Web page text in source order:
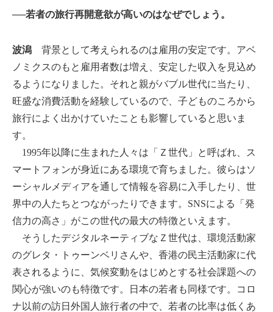
──若者の旅行再開意欲が高いのはなぜでしょう。
波潟 背景として考えられるのは雇用の安定です。アベ
ノミクスのもと雇用者数は増え、安定した収入を見込め
るようになりました。それと親がバブル世代に当たり、
旺盛な消費活動を経験しているので、子どものころから
旅行によく出かけていたことも影響していると思いま
す。
1995年以降に生まれた人々は「Ｚ世代」と呼ばれ、ス
マートフォンが身近にある環境で育ちました。彼らはソ
ーシャルメディアを通して情報を容易に入手したり、世
界中の人たちとつながったりできます。SNSによる「発
信力の高さ」がこの世代の最大の特徴といえます。
そうしたデジタルネーティブなＺ世代は、環境活動家
のグレタ・トゥーンベリさんや、香港の民主活動家に代
表されるように、気候変動をはじめとする社会課題への
関心が強いのも特徴です。日本の若者も同様です。コロ
ナ以前の訪日外国人旅行者の中で、若者の比率は低くあ